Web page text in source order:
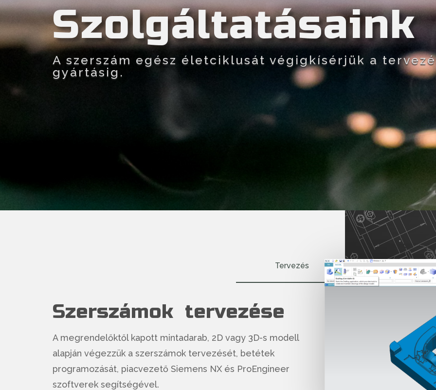
Szolgáltatásaink
A szerszám egész életciklusát végigkísérjük a
gyártásig.
Tervezés
Szerszámok tervezése
A megrendelőktől kapott mintadarab, 2D vagy 3D-s modell
alapján végezzük a szerszámok tervezését, betétek
programozását, piacvezető Siemens NX és ProEngineer
szoftverek segítségével.